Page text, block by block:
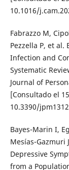
10.1016/
Fabrazzo M,
Pezzella P, et
Infection and
Systematic
Journal of
[Consultado el
10.3390/
Bayes-Marin I,
Mesías-Gazmuri
Depressive
from a